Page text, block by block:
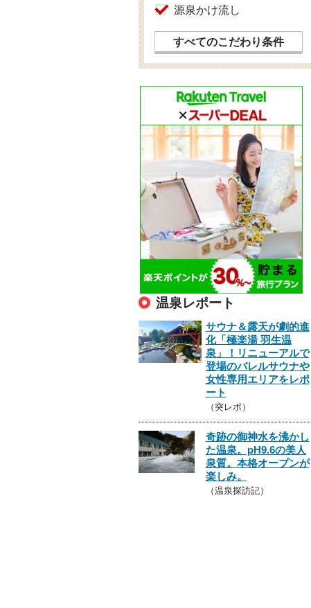
源泉かけ流し
すべてのこだわり条件
温泉レポート
サウナ＆露天が劇的進
化「極楽湯 羽生温
泉」！リニューアルで
登場のバレルサウナや
女性専用エリアをレポ
ート
（突レポ）
奇跡の御神水を沸かし
た温泉。pH9.6の美人
泉質。本格オープンが
楽しみ。
（温泉探訪記）